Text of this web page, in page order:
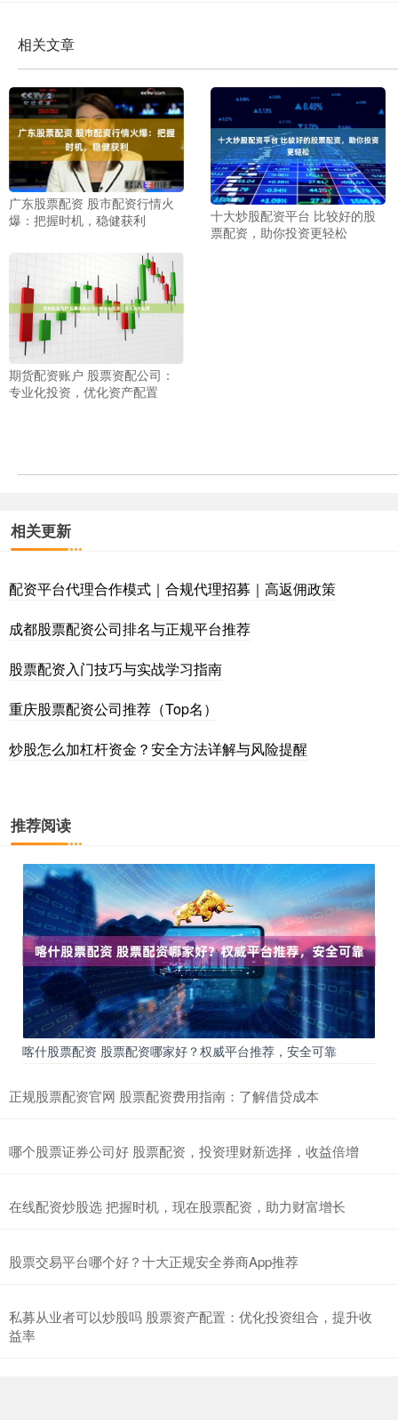
相关文章
广东股票配资 股市配资行情火
爆：把握时机，稳健获利
十大炒股配资平台 比较好的股
票配资，助你投资更轻松
期货配资账户 股票资配公司：
专业化投资，优化资产配置
相关更新
配资平台代理合作模式｜合规代理招募｜高返佣政策
成都股票配资公司排名与正规平台推荐
股票配资入门技巧与实战学习指南
重庆股票配资公司推荐（Top名）
炒股怎么加杠杆资金？安全方法详解与风险提醒
推荐阅读
喀什股票配资 股票配资哪家好？权威平台推荐，安全可靠
正规股票配资官网 股票配资费用指南：了解借贷成本
哪个股票证券公司好 股票配资，投资理财新选择，收益倍增
在线配资炒股选 把握时机，现在股票配资，助力财富增长
股票交易平台哪个好？十大正规安全券商App推荐
私募从业者可以炒股吗 股票资产配置：优化投资组合，提升收
益率